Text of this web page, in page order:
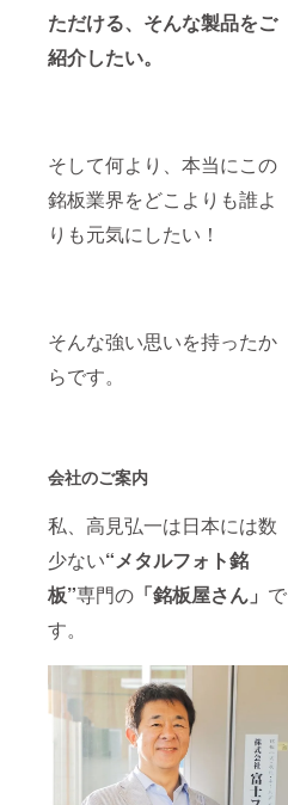
ただける、 そんな製品をご
紹介したい。
そして何より、本当にこの
銘板業界をどこよりも誰よ
りも元気にしたい！
そんな強い思いを持ったか
らです。
会社のご案内
私、高見弘一は日本には数
少ない“メタルフォト銘
板”専門の 「銘板屋さん」 で
す。